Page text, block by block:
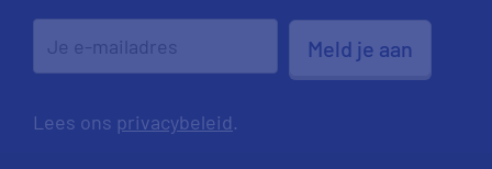
Meld je aan
Lees ons privacybeleid.